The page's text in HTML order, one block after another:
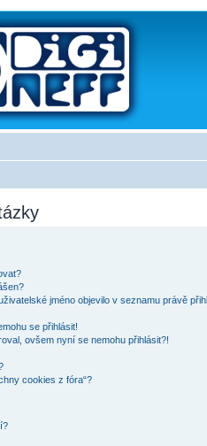
jméno objevilo v seznamu právě
se přihlásit!
ovšem nyní se nemohu přihlásit?!
cookies z fóra“?